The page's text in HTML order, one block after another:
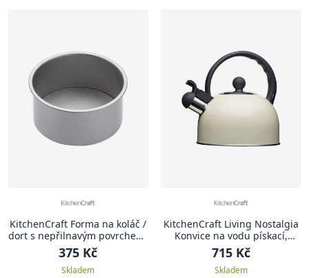
KitchenCraft Forma na koláč /
dort s nepřilnavým povrchem,
hluboká, 18 cm
375 Kč
Skladem
KitchenCraft Living Nostalgia
Konvice na vodu pískací,
krémová, 1.3 l
715 Kč
Skladem